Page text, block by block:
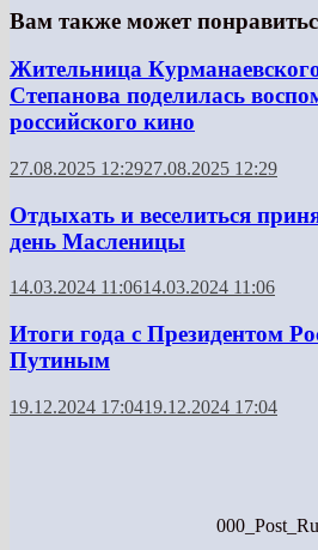
Вам также может
Жительница
Степанова поделилась
российского кино
27.08.2025 12:2927.08.2025 12:29
Отдыхать и веселиться
день Масленицы
14.03.2024 11:0614.03.2024 11:06
Итоги года с Президентом
Путиным
19.12.2024 17:0419.12.2024 17:04
000_Post_Ru